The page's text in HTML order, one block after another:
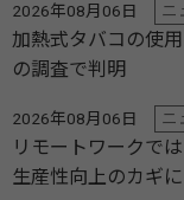
2026年08月06日 ニ
加熱式タバコの使
の調査で判明
2026年08月06日 ニ
リモートワークで
生産性向上のカギに